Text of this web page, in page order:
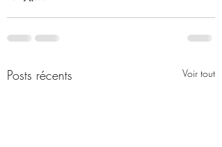
Posts récents Voir tout